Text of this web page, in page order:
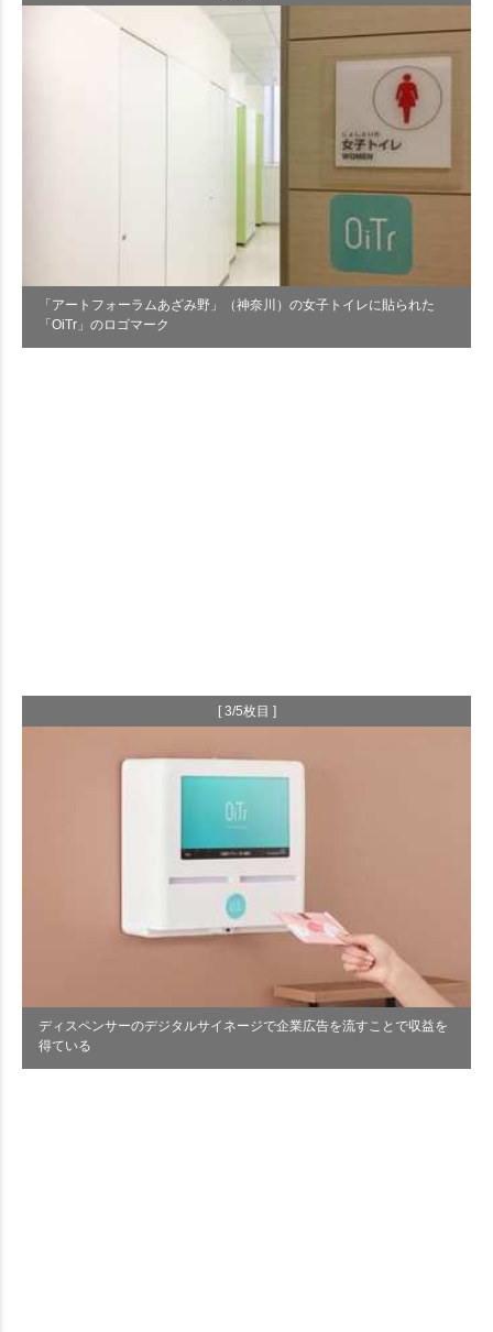
「アートフォーラムあざみ野」（神奈川）の女子トイレに貼られた
「OiTr」のロゴマーク
[ 3/5枚目 ]
ディスペンサーのデジタルサイネージで企業広告を流すことで収益を
得ている